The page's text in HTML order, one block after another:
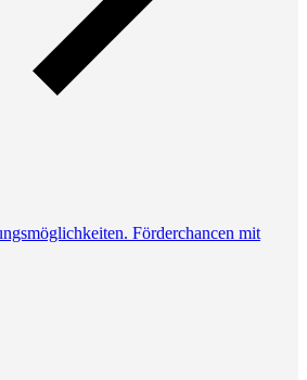
Förderchancen mit